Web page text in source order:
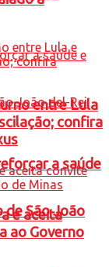
a saúde
São João
entre Lula
confira
e aceita
ao Governo